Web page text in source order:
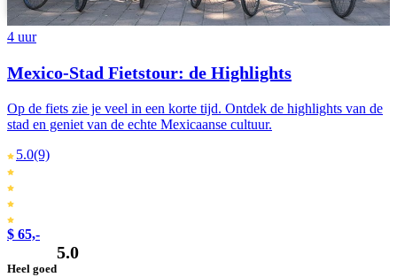
Português
4 uur
Mexico-Stad Fietstour: de Highlights
Op de fiets zie je veel in een korte tijd. Ontdek de highlights van de
stad en geniet van de echte Mexicaanse cultuur.
5.0(9)
$ 65,-
Heel goed
5.0